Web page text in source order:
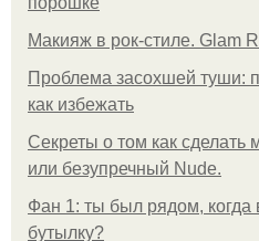
Макияж в рок-стиле. Glam
Проблема засохшей туши:
как избежать
Секреты о том как
или безупречный Nude.
Фан 1: ты был рядом, когда
бутылку?